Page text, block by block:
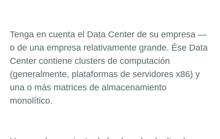
Tenga en cuenta el Data Center de su empresa —
o de una empresa relativamente grande. Ése Data
Center contiene clusters de computación
(generalmente, plataformas de servidores x86) y
una o más matrices de almacenamiento
monolítico.